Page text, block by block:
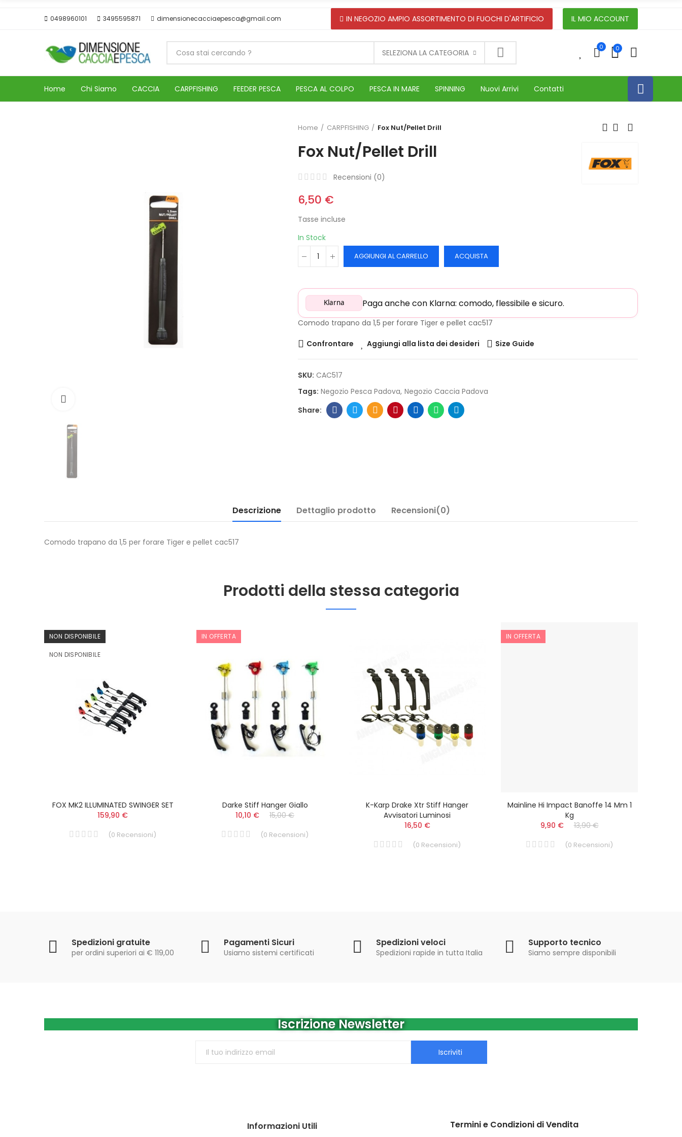
0498960101 3495595871 dimensionecacciaepesca@gmail.com IN NEGOZIO AMPIO ASSORTIMENTO DI FUOCHI D'ARTIFICIO IL MIO ACCOUNT
SELEZIONA LA CATEGORIA
0 0
Home Chi Siamo CACCIA CARPFISHING FEEDER PESCA PESCA AL COLPO PESCA IN MARE SPINNING Nuovi Arrivi Contatti
Home CARPFISHING Fox Nut/Pellet Drill
Fox Nut/Pellet Drill
Recensioni (0)
6,50 €
Tasse incluse
In Stock
AGGIUNGI AL CARRELLO ACQUISTA
Klarna Paga anche con Klarna: comodo, flessibile e sicuro.
Comodo trapano da 1,5 per forare Tiger e pellet cac517
Confrontare Aggiungi alla lista dei desideri Size Guide
SKU: CAC517
Tags: Negozio Pesca Padova Negozio Caccia Padova
Descrizione Dettaglio prodotto Recensioni(0)
Comodo trapano da 1,5 per forare Tiger e pellet cac517
Prodotti della stessa categoria
NON DISPONIBILE
NON DISPONIBILE
FOX MK2 ILLUMINATED SWINGER SET
159,90 €
(0 Recensioni)
IN OFFERTA
Darke Stiff Hanger Giallo
10,10 €
15,00 €
(0 Recensioni)
K-Karp Drake Xtr Stiff Hanger
Avvisatori Luminosi
16,50 €
(0 Recensioni)
IN OFFERTA
Mainline Hi Impact Banoffe 14 Mm 1
Kg
9,90 €
13,90 €
(0 Recensioni)
Spedizioni gratuite
per ordini superiori ai € 119,00
Pagamenti Sicuri
Usiamo sistemi certificati
Spedizioni veloci
Spedizioni rapide in tutta Italia
Supporto tecnico
Siamo sempre disponibili
Iscrizione Newsletter
Iscriviti
Informazioni Utili Termini e Condizioni di Vendita